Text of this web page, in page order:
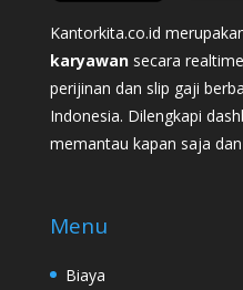
Kantorkita.co.id
karyawan secara
perijinan dan slip gaji
Indonesia. Dilengkapi
memantau kapan saja
Menu
Biaya